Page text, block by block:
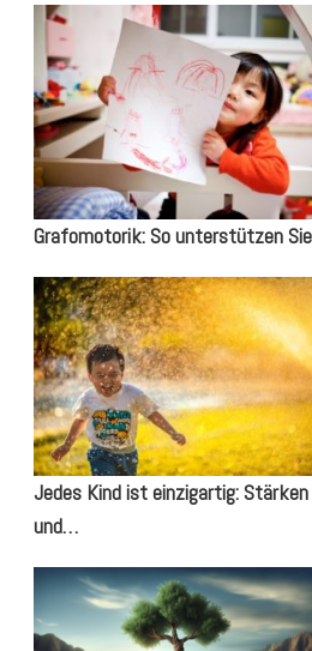
Grafomotorik: So unterstützen
Jedes Kind ist einzigartig:
und…